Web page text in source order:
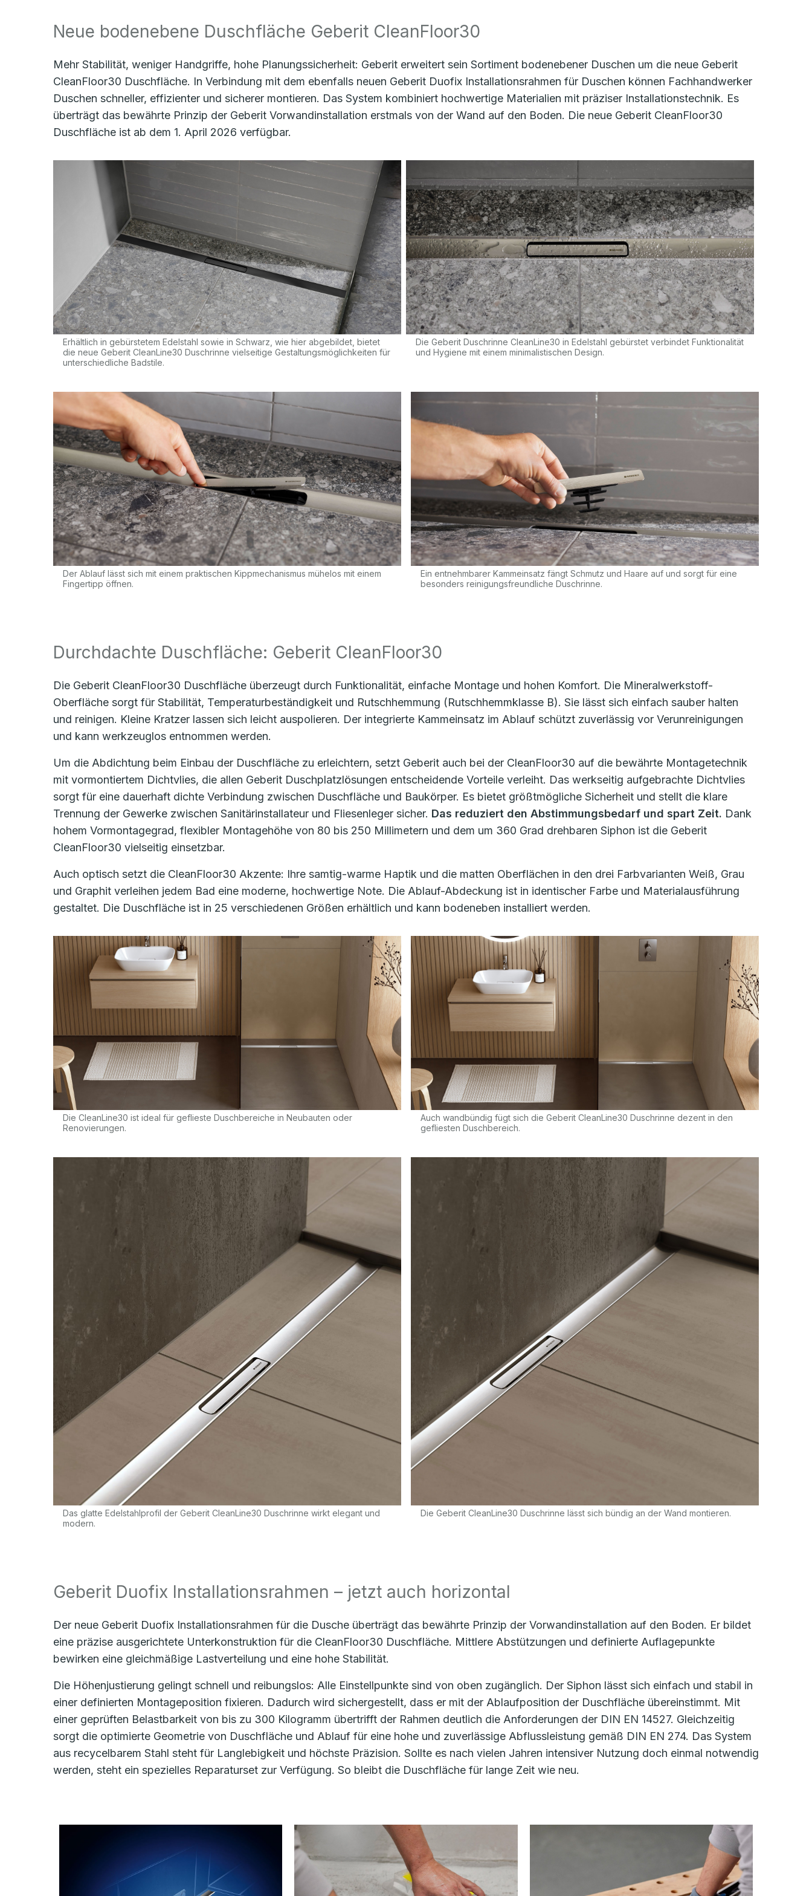
Neue bodenebene Duschfläche Geberit CleanFloor30
Mehr Stabilität, weniger Handgriffe, hohe Planungssicherheit: Geberit erweitert sein Sortiment bodenebener Duschen um die neue Geberit
CleanFloor30 Duschfläche. In Verbindung mit dem ebenfalls neuen Geberit Duofix Installationsrahmen für Duschen können Fachhandwerker
Duschen schneller, effizienter und sicherer montieren. Das System kombiniert hochwertige Materialien mit präziser Installationstechnik. Es
überträgt das bewährte Prinzip der Geberit Vorwandinstallation erstmals von der Wand auf den Boden. Die neue Geberit CleanFloor30
Duschfläche ist ab dem 1. April 2026 verfügbar.
Erhältlich in gebürstetem Edelstahl sowie in Schwarz, wie hier abgebildet, bietet
die neue Geberit CleanLine30 Duschrinne vielseitige Gestaltungsmöglichkeiten für
unterschiedliche Badstile.
Die Geberit Duschrinne CleanLine30 in Edelstahl gebürstet verbindet Funktionalität
und Hygiene mit einem minimalistischen Design.
Der Ablauf lässt sich mit einem praktischen Kippmechanismus mühelos mit einem
Fingertipp öffnen.
Ein entnehmbarer Kammeinsatz fängt Schmutz und Haare auf und sorgt für eine
besonders reinigungsfreundliche Duschrinne.
Durchdachte Duschfläche: Geberit CleanFloor30
Die Geberit CleanFloor30 Duschfläche überzeugt durch Funktionalität, einfache Montage und hohen Komfort. Die Mineralwerkstoff-
Oberfläche sorgt für Stabilität, Temperaturbeständigkeit und Rutschhemmung (Rutschhemmklasse B). Sie lässt sich einfach sauber halten
und reinigen. Kleine Kratzer lassen sich leicht auspolieren. Der integrierte Kammeinsatz im Ablauf schützt zuverlässig vor Verunreinigungen
und kann werkzeuglos entnommen werden.
Um die Abdichtung beim Einbau der Duschfläche zu erleichtern, setzt Geberit auch bei der CleanFloor30 auf die bewährte Montagetechnik
mit vormontiertem Dichtvlies, die allen Geberit Duschplatzlösungen entscheidende Vorteile verleiht. Das werkseitig aufgebrachte Dichtvlies
sorgt für eine dauerhaft dichte Verbindung zwischen Duschfläche und Baukörper. Es bietet größtmögliche Sicherheit und stellt die klare
Trennung der Gewerke zwischen Sanitärinstallateur und Fliesenleger sicher. Das reduziert den Abstimmungsbedarf und spart Zeit. Dank
hohem Vormontagegrad, flexibler Montagehöhe von 80 bis 250 Millimetern und dem um 360 Grad drehbaren Siphon ist die Geberit
CleanFloor30 vielseitig einsetzbar.
Auch optisch setzt die CleanFloor30 Akzente: Ihre samtig-warme Haptik und die matten Oberflächen in den drei Farbvarianten Weiß, Grau
und Graphit verleihen jedem Bad eine moderne, hochwertige Note. Die Ablauf-Abdeckung ist in identischer Farbe und Materialausführung
gestaltet. Die Duschfläche ist in 25 verschiedenen Größen erhältlich und kann bodeneben installiert werden.
Die CleanLine30 ist ideal für geflieste Duschbereiche in Neubauten oder
Renovierungen.
Auch wandbündig fügt sich die Geberit CleanLine30 Duschrinne dezent in den
gefliesten Duschbereich.
Das glatte Edelstahlprofil der Geberit CleanLine30 Duschrinne wirkt elegant und
modern.
Die Geberit CleanLine30 Duschrinne lässt sich bündig an der Wand montieren.
Geberit Duofix Installationsrahmen – jetzt auch horizontal
Der neue Geberit Duofix Installationsrahmen für die Dusche überträgt das bewährte Prinzip der Vorwandinstallation auf den Boden. Er bildet
eine präzise ausgerichtete Unterkonstruktion für die CleanFloor30 Duschfläche. Mittlere Abstützungen und definierte Auflagepunkte
bewirken eine gleichmäßige Lastverteilung und eine hohe Stabilität.
Die Höhenjustierung gelingt schnell und reibungslos: Alle Einstellpunkte sind von oben zugänglich. Der Siphon lässt sich einfach und stabil in
einer definierten Montageposition fixieren. Dadurch wird sichergestellt, dass er mit der Ablaufposition der Duschfläche übereinstimmt. Mit
einer geprüften Belastbarkeit von bis zu 300 Kilogramm übertrifft der Rahmen deutlich die Anforderungen der DIN EN 14527. Gleichzeitig
sorgt die optimierte Geometrie von Duschfläche und Ablauf für eine hohe und zuverlässige Abflussleistung gemäß DIN EN 274. Das System
aus recycelbarem Stahl steht für Langlebigkeit und höchste Präzision. Sollte es nach vielen Jahren intensiver Nutzung doch einmal notwendig
werden, steht ein spezielles Reparaturset zur Verfügung. So bleibt die Duschfläche für lange Zeit wie neu.